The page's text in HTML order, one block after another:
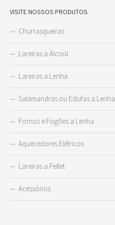
VISITE NOSSOS PRODUTOS
Churrasqueiras
Lareiras a Álcool
Lareiras a Lenha
Salamandras ou Estufas a Lenha
Fornos e Fogões a Lenha
Aquecedores Elétricos
Lareiras a Pellet
Acessórios